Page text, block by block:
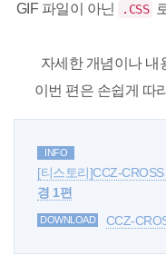
GIF 파일이 아닌
.CSS
자세한 개념이나 내
이번 편은 손쉽게 따
INFO
[티스토리]CCZ-
경 1편
DOWNLOAD CCZ-